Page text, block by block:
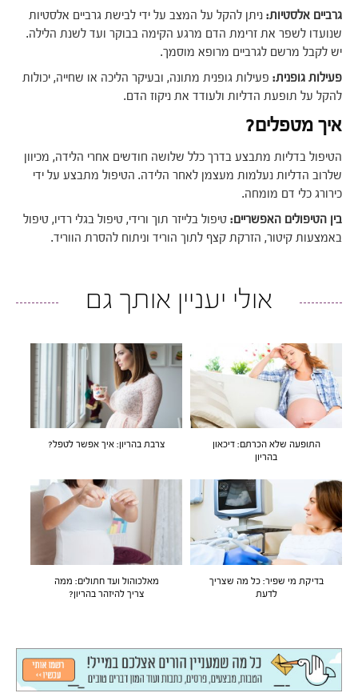
גרביים אלסטיות: ניתן להקל על המצב על ידי לבישת גרביים אלסטיות
שנועדו לשפר את זרימת הדם מרגע הקימה בבוקר ועד לשנת הלילה.
יש לקבל מרשם לגרביים מרופא מוסמך.
פעילות גופנית: פעילות גופנית מתונה, ובעיקר הליכה או שחייה, יכולות
להקל על תופעת הדליות ולעודד את ניקוז הדם.
איך מטפלים?
הטיפול בדליות מתבצע בדרך כלל שלושה חודשים אחרי הלידה, מכיוון
שלרוב הדליות נעלמות מעצמן לאחר הלידה. הטיפול מתבצע על ידי
כירורג כלי דם מומחה.
בין הטיפולים האפשריים: טיפול בלייזר תוך ורידי, טיפול בגלי רדיו, טיפול
באמצעות קיטור, הזרקת קצף לתוך הוריד וניתוח להסרת הווריד.
אולי יעניין אותך גם
התופעה שלא הכרתם: דיכאון
בהריון
צרבת בהריון: איך אפשר לטפל?
בדיקת מי שפיר: כל מה שצריך
לדעת
מאלכוהול ועד חתולים: ממה
צריך להיזהר בהריון?